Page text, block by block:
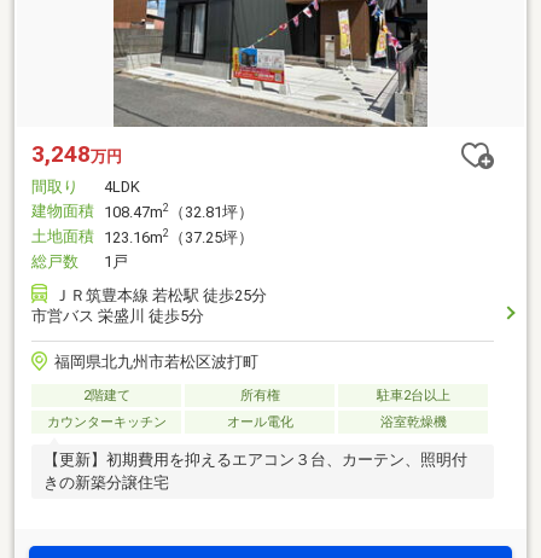
3,248万円
間取り
4LDK
建物面積 108.47m2
（32.81坪）
土地面積 123.16m2
（37.25坪）
総戸数
1戸
ＪＲ筑豊本線 若松駅 徒歩25分
市営バス 栄盛川 徒歩5分
福岡県北九州市若松区波打町
2階建て 所有権
駐車2台以上
カウンターキッチン
オール電化 浴室乾燥機
【更新】初期費用を抑えるエアコン３台、カーテン、照明付
きの新築分譲住宅